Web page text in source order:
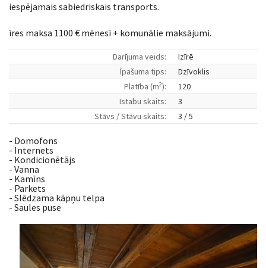
iespējamais sabiedriskais transports.
īres maksa 1100 € mēnesī + komunālie maksājumi.
Darījuma veids:
Izīrē
Īpašuma tips:
Dzīvoklis
Platība (m2):
120
Istabu skaits:
3
Stāvs / Stāvu skaits:
3 / 5
- Domofons
- Internets
- Kondicionētājs
- Vanna
- Kamīns
- Parkets
- Slēdzama kāpņu telpa
- Saules puse